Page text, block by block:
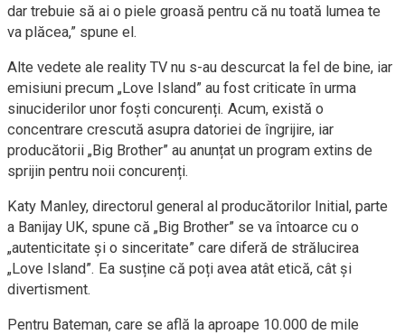
dar trebuie să ai o piele groasă pentru că nu toată lumea te
va plăcea,” spune el.
Alte vedete ale reality TV nu s-au descurcat la fel de bine, iar
emisiuni precum „Love Island” au fost criticate în urma
sinuciderilor unor foști concurenți. Acum, există o
concentrare crescută asupra datoriei de îngrijire, iar
producătorii „Big Brother” au anunțat un program extins de
sprijin pentru noii concurenți.
Katy Manley, directorul general al producătorilor Initial, parte
a Banijay UK, spune că „Big Brother” se va întoarce cu o
„autenticitate și o sinceritate” care diferă de strălucirea
„Love Island”. Ea susține că poți avea atât etică, cât și
divertisment.
Pentru Bateman, care se află la aproape 10.000 de mile